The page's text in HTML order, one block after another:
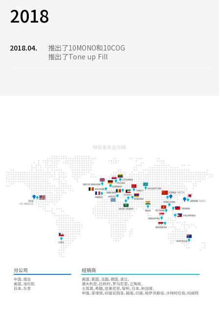
2018
2018.04.
推出了10MONO和10COG
推出了Tone up Fill